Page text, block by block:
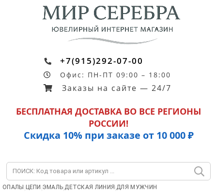
+7(915)292-07-00
Офис: ПН-ПТ 09:00 – 18:00
Заказы на сайте — 24/7
БЕСПЛАТНАЯ ДОСТАВКА ВО ВСЕ РЕГИОНЫ
РОССИИ!
Скидка 10% при заказе от 10 000 ₽
ОПАЛЫ | ЦЕПИ |ЭМАЛЬ|ДЕТСКАЯ ЛИНИЯ |ДЛЯ МУЖЧИН